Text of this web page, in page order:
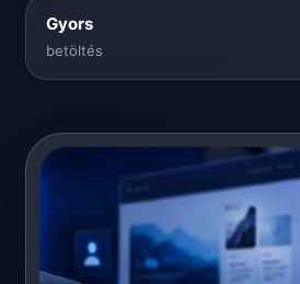
Gyors
betöltés